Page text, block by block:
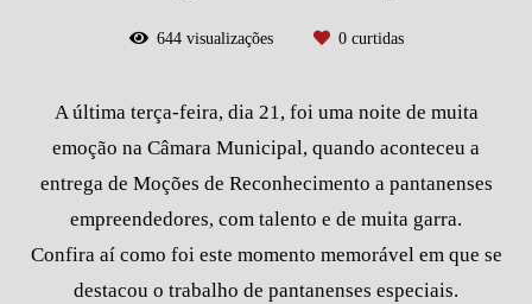
644visualizações 0curtidas
A última terça-feira, dia 21, foi uma noite de muita
emoção na Câmara Municipal, quando aconteceu a
entrega de Moções de Reconhecimento a pantanenses
empreendedores, com talento e de muita garra.
Confira aí como foi este momento memorável em que se
destacou o trabalho de pantanenses especiais.